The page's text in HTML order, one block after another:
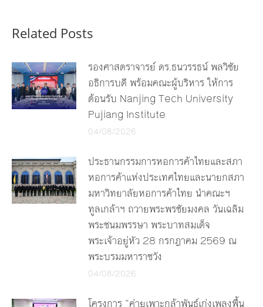
Related Posts
รองศาสตราจารย์ ดร.ธนวรรธน์ พลวิชัย
อธิการบดี พร้อมคณะผู้บริหาร ให้การ
ต้อนรับ Nanjing Tech University
Pujiang Institute
04/08/2026
ประธานกรรมการหอการค้าไทยและสภา
หอการค้าแห่งประเทศไทยและนายกสภา
มหาวิทยาลัยหอการค้าไทย นำคณะฯ
ทูลเกล้าฯ ถวายพระพรชัยมงคล วันเฉลิม
พระชนมพรรษา พระบาทสมเด็จ
พระเจ้าอยู่หัว 28 กรกฎาคม 2569 ณ
พระบรมมหาราชวัง
04/08/2026
โครงการ “ค่ายเพาะกล้าพันธุ์เก่งเพลงพื้น